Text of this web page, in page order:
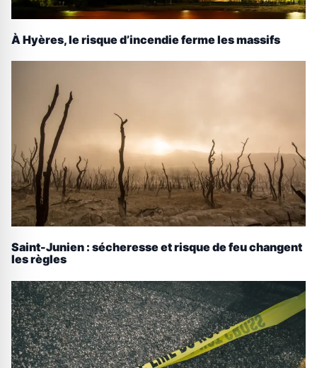
À Hyères, le risque d’incendie ferme les massifs
Saint-Junien : sécheresse et risque de feu changent
les règles